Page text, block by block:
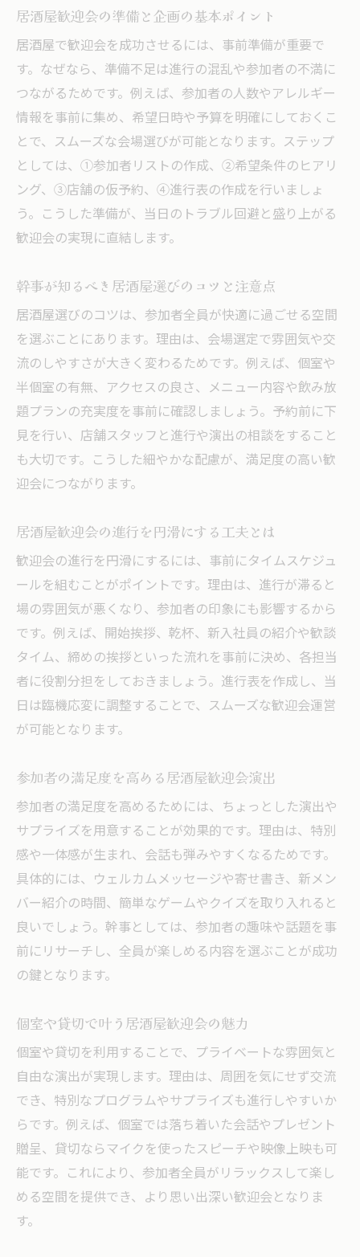
幹事が押さえるべき居酒屋歓迎会の注意点
居酒屋歓迎会を円滑に進めるアイデア集
記憶に残る居酒屋歓迎会のポイント紹介
居酒屋歓迎会の準備と企画の基本ポイント
居酒屋で歓迎会を成功させるには、事前準備が重要で
す。なぜなら、準備不足は進行の混乱や参加者の不満に
つながるためです。例えば、参加者の人数やアレルギー
情報を事前に集め、希望日時や予算を明確にしておくこ
とで、スムーズな会場選びが可能となります。ステップ
としては、①参加者リストの作成、②希望条件のヒアリ
ング、③店舗の仮予約、④進行表の作成を行いましょ
う。こうした準備が、当日のトラブル回避と盛り上がる
歓迎会の実現に直結します。
幹事が知るべき居酒屋選びのコツと注意点
居酒屋選びのコツは、参加者全員が快適に過ごせる空間
を選ぶことにあります。理由は、会場選定で雰囲気や交
流のしやすさが大きく変わるためです。例えば、個室や
半個室の有無、アクセスの良さ、メニュー内容や飲み放
題プランの充実度を事前に確認しましょう。予約前に下
見を行い、店舗スタッフと進行や演出の相談をすること
も大切です。こうした細やかな配慮が、満足度の高い歓
迎会につながります。
居酒屋歓迎会の進行を円滑にする工夫とは
歓迎会の進行を円滑にするには、事前にタイムスケジュ
ールを組むことがポイントです。理由は、進行が滞ると
場の雰囲気が悪くなり、参加者の印象にも影響するから
です。例えば、開始挨拶、乾杯、新入社員の紹介や歓談
タイム、締めの挨拶といった流れを事前に決め、各担当
者に役割分担をしておきましょう。進行表を作成し、当
日は臨機応変に調整することで、スムーズな歓迎会運営
が可能となります。
参加者の満足度を高める居酒屋歓迎会演出
参加者の満足度を高めるためには、ちょっとした演出や
サプライズを用意することが効果的です。理由は、特別
感や一体感が生まれ、会話も弾みやすくなるためです。
具体的には、ウェルカムメッセージや寄せ書き、新メン
バー紹介の時間、簡単なゲームやクイズを取り入れると
良いでしょう。幹事としては、参加者の趣味や話題を事
前にリサーチし、全員が楽しめる内容を選ぶことが成功
の鍵となります。
個室や貸切で叶う居酒屋歓迎会の魅力
個室や貸切を利用することで、プライベートな雰囲気と
自由な演出が実現します。理由は、周囲を気にせず交流
でき、特別なプログラムやサプライズも進行しやすいか
らです。例えば、個室では落ち着いた会話やプレゼント
贈呈、貸切ならマイクを使ったスピーチや映像上映も可
能です。これにより、参加者全員がリラックスして楽し
める空間を提供でき、より思い出深い歓迎会となりま
す。